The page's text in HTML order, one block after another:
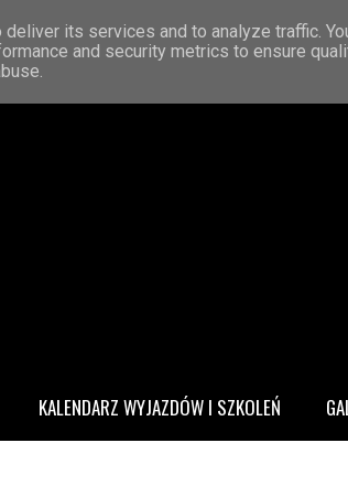
KALENDARZ WYJAZDÓW I SZKOLEŃ
its services and to analyze traffic.
and security metrics to ensure